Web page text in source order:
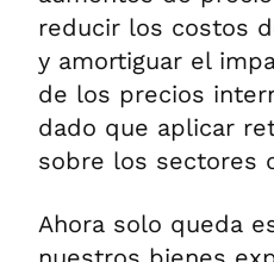
reducir los costos
y amortiguar el
de los precios
dado que aplicar
sobre los sectores
Ahora solo queda